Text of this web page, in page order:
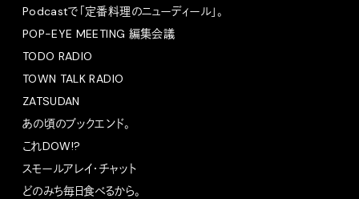
Podcastで「定番料理のニューディール」。
POP-EYE MEETING 編集会議
TODO RADIO
TOWN TALK RADIO
ZATSUDAN
あの頃のブックエンド。
これDOW!?
スモールアレイ・チャット
どのみち毎日食べるから。